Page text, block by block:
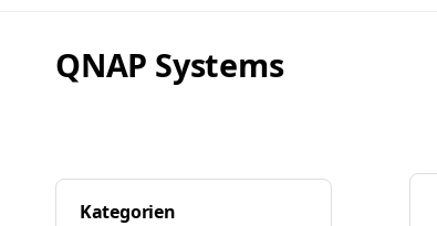
QNAP Systems
Kategorien